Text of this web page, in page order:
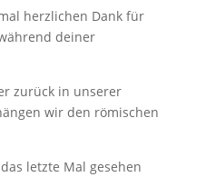
herzlichen Dank für
deiner
zurück in unserer
wir den römischen
letzte Mal gesehen